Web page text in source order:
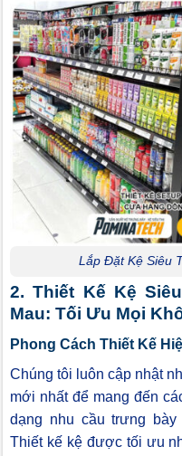
Lắp Đặt Kệ Siêu
2. Thiết Kế Kệ
Mau: Tối Ưu Mọi
Phong Cách Thiết Kế
Chúng tôi luôn cập nhật
mới nhất để mang đến
dạng nhu cầu trưng
Thiết kế kệ được tối ưu